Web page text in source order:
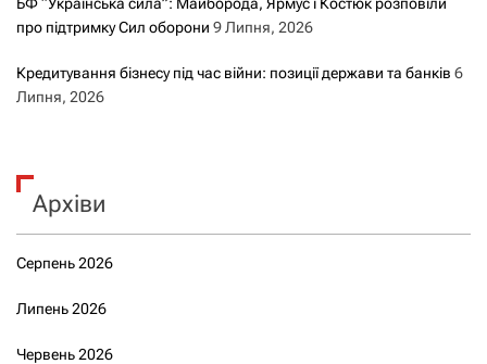
про підтримку Сил оборони 9 Липня, 2026
Кредитування бізнесу під час війни: позиції держави та банків 6
Липня, 2026
Архіви
Серпень 2026
Липень 2026
Червень 2026